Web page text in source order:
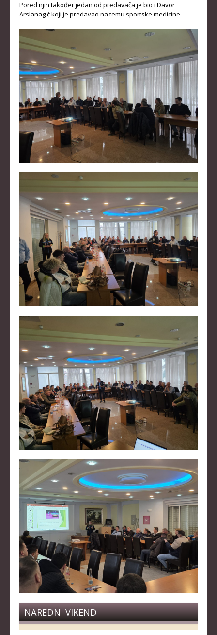
MLAĐI KADETI
MLAĐE KADETKINJE
NAJMLAĐI KADETI
NAJMLAĐE KADETKINJE
DOKUMENTI
KALENDARI I RASPOREDI
BILTENI TAKMIČENJA
PRAVILNICI
OBRASCI
OPŠTI DOKUMENTI
IZVJEŠTAJI I ZAPISNICI
KLUBOVI
KONTAKT
LINKOVI
Pored njih također jedan od predavača je bio i Davor
Arslanagić koji je predavao na temu sportske medicine.
NAREDNI VIKEND